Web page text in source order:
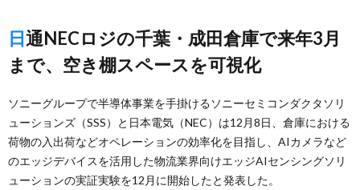
日通NECロジの千葉・成田倉庫で来年3月
まで、空き棚スペースを可視化
ソニーグループで半導体事業を手掛けるソニーセミコンダクタソリ
ューションズ（SSS）と日本電気（NEC）は12月8日、倉庫における
荷物の入出荷などオペレーションの効率化を目指し、AIカメラなど
のエッジデバイスを活用した物流業界向けエッジAIセンシングソリ
ューションの実証実験を12月に開始したと発表した。